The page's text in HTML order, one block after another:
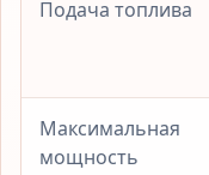
Подача топлива
Максимальная
мощность